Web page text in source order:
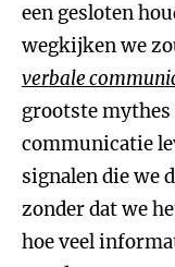
een gesloten
wegkijken we
verbale
grootste
communicatie
signalen die we
zonder dat we
hoe veel